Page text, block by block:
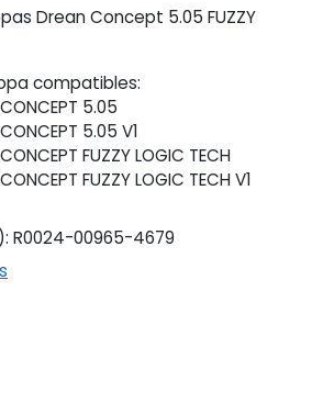
Drean Concept 5.05 FUZZY
compatibles:
5.05
5.05 V1
FUZZY LOGIC TECH
FUZZY LOGIC TECH V1
R0024-00965-4679